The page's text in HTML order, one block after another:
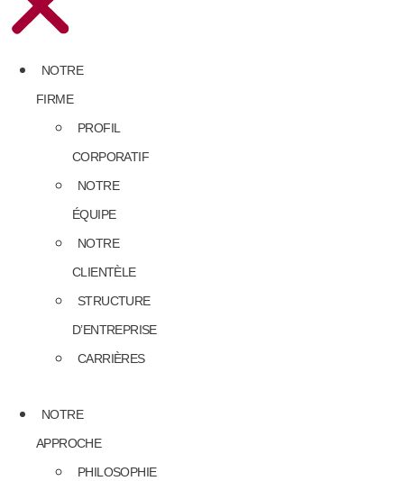
NOTRE
FIRME
PROFIL
CORPORATIF
NOTRE
ÉQUIPE
NOTRE
CLIENTÈLE
STRUCTURE
D’ENTREPRISE
CARRIÈRES
NOTRE
APPROCHE
PHILOSOPHIE